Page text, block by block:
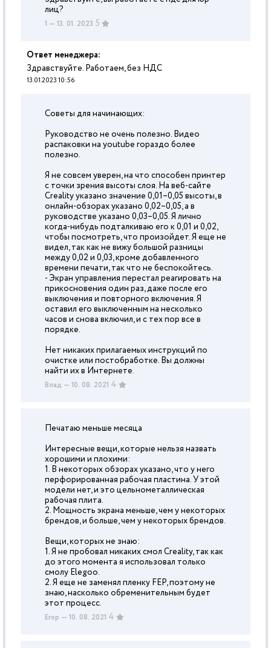
лиц?
1 — 13. 01. 2023 5
Ответ менеджера:
Здравствуйте. Работаем, без НДС
13.01.2023 10:56
Советы для начинающих:
Руководство не очень полезно. Видео
распаковки на youtube гораздо более
полезно.
Я не совсем уверен, на что способен принтер
с точки зрения высоты слоя. На веб-сайте
Creality указано значение 0,01–0,05 высоты, в
онлайн-обзорах указано 0,02–0,05, а в
руководстве указано 0,03–0,05. Я лично
когда-нибудь подталкиваю его к 0,01 и 0,02,
чтобы посмотреть, что произойдет. Я еще не
видел, так как не вижу большой разницы
между 0,02 и 0,03, кроме добавленного
времени печати, так что не беспокойтесь.
- Экран управления перестал реагировать на
прикосновения один раз, даже после его
выключения и повторного включения. Я
оставил его выключенным на несколько
часов и снова включил, и с тех пор все в
порядке.
Нет никаких прилагаемых инструкций по
очистке или постобработке. Вы должны
найти их в Интернете.
Влад — 10. 08. 2021 4
Печатаю меньше месяца
Интересные вещи, которые нельзя назвать
хорошими и плохими:
1. В некоторых обзорах указано, что у него
перфорированная рабочая пластина. У этой
модели нет, и это цельнометаллическая
рабочая плита.
2. Мощность экрана меньше, чем у некоторых
брендов, и больше, чем у некоторых брендов.
Вещи, которых не знаю:
1. Я не пробовал никаких смол Creality, так как
до этого момента я использовал только
смолу Elegoo.
2. Я еще не заменял пленку FEP, поэтому не
знаю, насколько обременительным будет
этот процесс.
Егор — 10. 08. 2021 4